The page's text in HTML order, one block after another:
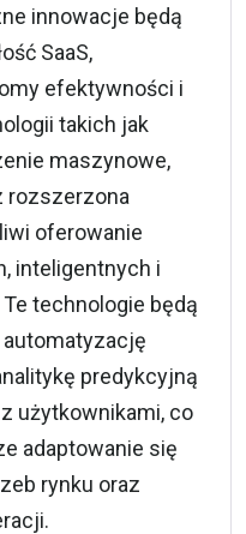
innowacje będą
SaaS,
efektywności i
takich jak
maszynowe,
rozszerzona
oferowanie
inteligentnych i
technologie będą
automatyzację
predykcyjną
użytkownikami, co
adaptowanie się
rynku oraz